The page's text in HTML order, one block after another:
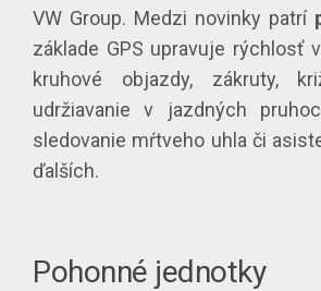
VW Group. Medzi novinky patrí
základe GPS upravuje
kruhové objazdy, zákruty,
udržiavanie v jazdných
sledovanie mŕtveho uhla či
ďalších.
Pohonné jednotky